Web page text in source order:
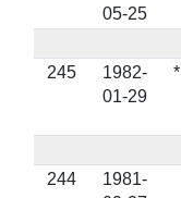
05-25
245
1982-
01-29
*
244
1981-